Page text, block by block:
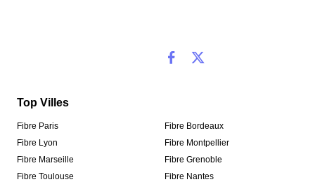
Top Villes
Fibre Paris
Fibre Lyon
Fibre Marseille
Fibre Toulouse
Fibre Bordeaux
Fibre Montpellier
Fibre Grenoble
Fibre Nantes